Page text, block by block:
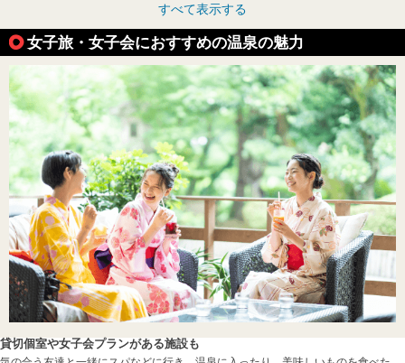
すべて表示する
女子旅・女子会におすすめの温泉の魅力
貸切個室や女子会プランがある施設も